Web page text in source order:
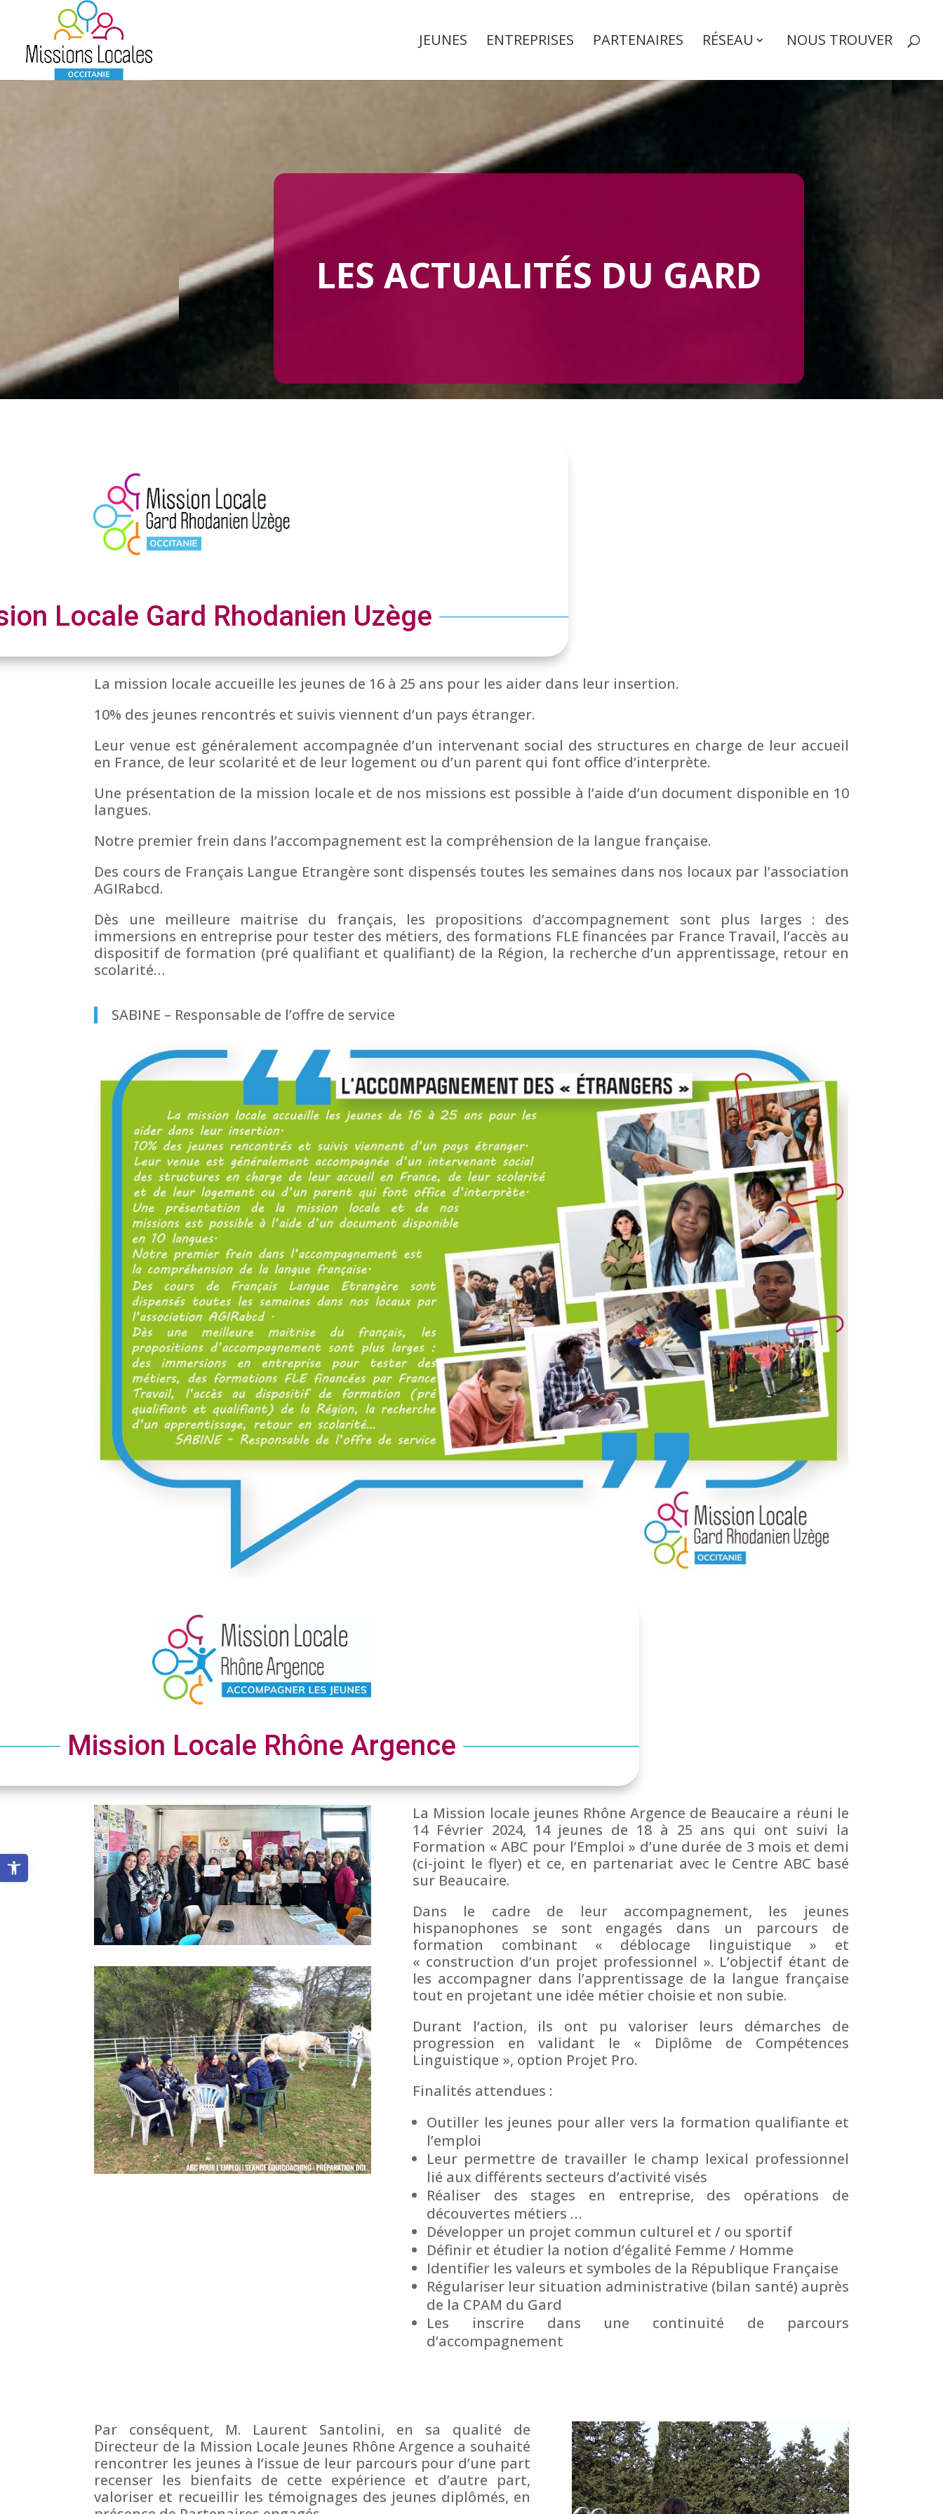
Ouvrir la barre d’outils
JEUNES ENTREPRISES PARTENAIRES RÉSEAU NOUS TROUVER
LES ACTUALITÉS DU GARD
Locale Gard Rhodanien Uzège
La mission locale accueille les jeunes de 16 à 25 ans pour les aider dans leur insertion.
10% des jeunes rencontrés et suivis viennent d’un pays étranger.
Leur venue est généralement accompagnée d’un intervenant social des structures en charge de leur accueil
en France, de leur scolarité et de leur logement ou d’un parent qui font office d’interprète.
Une présentation de la mission locale et de nos missions est possible à l’aide d’un document disponible en 10
langues.
Notre premier frein dans l’accompagnement est la compréhension de la langue française.
Des cours de Français Langue Etrangère sont dispensés toutes les semaines dans nos locaux par l’association
AGIRabcd.
Dès une meilleure maitrise du français, les propositions d’accompagnement sont plus larges : des
immersions en entreprise pour tester des métiers, des formations FLE financées par France Travail, l’accès au
dispositif de formation (pré qualifiant et qualifiant) de la Région, la recherche d’un apprentissage, retour en
scolarité…
SABINE – Responsable de l’offre de service
Mission Locale Rhône Argence
La Mission locale jeunes Rhône Argence de Beaucaire a réuni le
14 Février 2024, 14 jeunes de 18 à 25 ans qui ont suivi la
Formation « ABC pour l’Emploi » d’une durée de 3 mois et demi
(ci-joint le flyer) et ce, en partenariat avec le Centre ABC basé
sur Beaucaire.
Dans le cadre de leur accompagnement, les jeunes
hispanophones se sont engagés dans un parcours de
formation combinant « déblocage linguistique » et
« construction d’un projet professionnel ». L’objectif étant de
les accompagner dans l’apprentissage de la langue française
tout en projetant une idée métier choisie et non subie.
Durant l’action, ils ont pu valoriser leurs démarches de
progression en validant le « Diplôme de Compétences
Linguistique », option Projet Pro.
Finalités attendues :
Outiller les jeunes pour aller vers la formation qualifiante et
l’emploi
Leur permettre de travailler le champ lexical professionnel
lié aux différents secteurs d’activité visés
Réaliser des stages en entreprise, des opérations de
découvertes métiers …
Développer un projet commun culturel et / ou sportif
Définir et étudier la notion d’égalité Femme / Homme
Identifier les valeurs et symboles de la République Française
Régulariser leur situation administrative (bilan santé) auprès
de la CPAM du Gard
Les inscrire dans une continuité de parcours
d’accompagnement
Par conséquent, M. Laurent
Santolini, en sa qualité de
Directeur de la Mission Locale Jeunes Rhône Argence a souhaité
rencontrer les jeunes à l’issue de leur parcours pour d’une part
recenser les bienfaits de cette expérience et d’autre part,
valoriser et recueillir les témoignages des jeunes diplômés, en